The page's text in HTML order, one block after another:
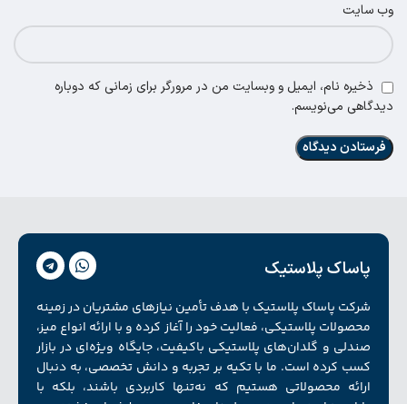
وب‌ سایت
ذخیره نام، ایمیل و وبسایت من در مرورگر برای زمانی که دوباره
دیدگاهی می‌نویسم.
پاساک پلاستیک
شرکت پاساک پلاستیک با هدف تأمین نیازهای مشتریان در زمینه
محصولات پلاستیکی، فعالیت خود را آغاز کرده و با ارائه انواع میز،
صندلی و گلدان‌های پلاستیکی باکیفیت، جایگاه ویژه‌ای در بازار
کسب کرده است. ما با تکیه بر تجربه و دانش تخصصی، به دنبال
ارائه محصولاتی هستیم که نه‌تنها کاربردی باشند، بلکه با